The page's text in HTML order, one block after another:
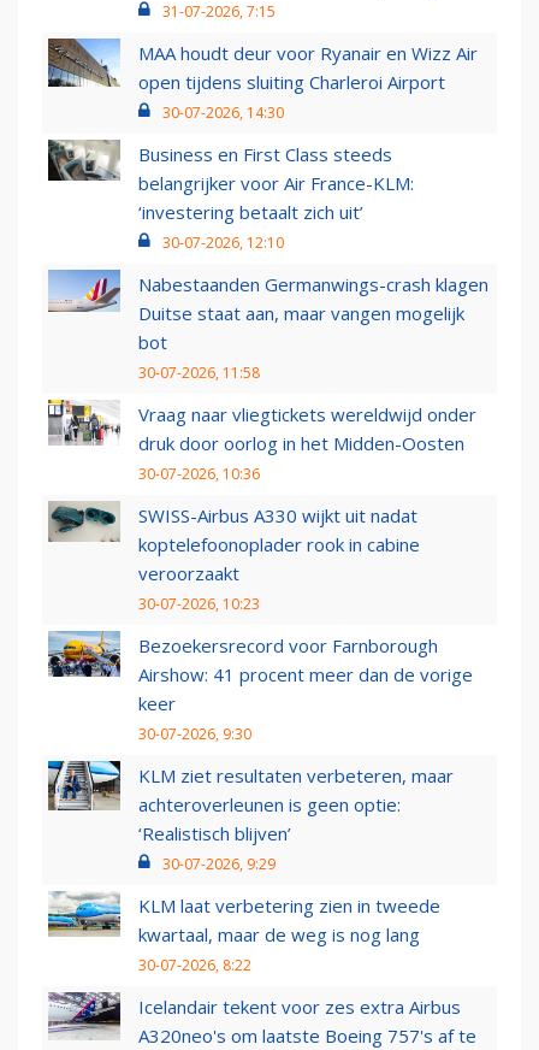
31-07-2026, 7:15
MAA houdt deur voor Ryanair en Wizz Air
open tijdens sluiting Charleroi Airport
30-07-2026, 14:30
Business en First Class steeds
belangrijker voor Air France-KLM:
‘investering betaalt zich uit’
30-07-2026, 12:10
Nabestaanden Germanwings-crash klagen
Duitse staat aan, maar vangen mogelijk
bot
30-07-2026, 11:58
Vraag naar vliegtickets wereldwijd onder
druk door oorlog in het Midden-Oosten
30-07-2026, 10:36
SWISS-Airbus A330 wijkt uit nadat
koptelefoonoplader rook in cabine
veroorzaakt
30-07-2026, 10:23
Bezoekersrecord voor Farnborough
Airshow: 41 procent meer dan de vorige
keer
30-07-2026, 9:30
KLM ziet resultaten verbeteren, maar
achteroverleunen is geen optie:
‘Realistisch blijven’
30-07-2026, 9:29
KLM laat verbetering zien in tweede
kwartaal, maar de weg is nog lang
30-07-2026, 8:22
Icelandair tekent voor zes extra Airbus
A320neo's om laatste Boeing 757's af te